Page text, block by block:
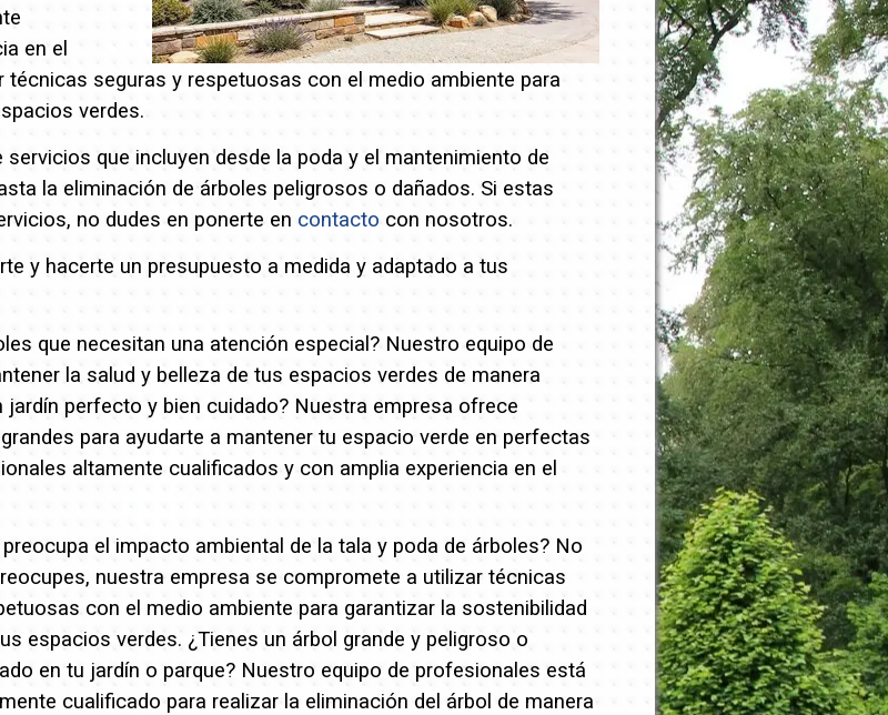
en el
seguras y respetuosas con el medio ambiente para
verdes.
que incluyen desde la poda y el mantenimiento de
la eliminación de árboles peligrosos o dañados. Si estas
no dudes en ponerte en contacto con nosotros.
y hacerte un presupuesto a medida y adaptado a tus
que necesitan una atención especial? Nuestro equipo de
la salud y belleza de tus espacios verdes de manera
jardín perfecto y bien cuidado? Nuestra empresa ofrece
para ayudarte a mantener tu espacio verde en perfectas
altamente cualificados y con amplia experiencia en el
preocupa el impacto ambiental de la tala y poda de árboles? No
nuestra empresa se compromete a utilizar técnicas
con el medio ambiente para garantizar la sostenibilidad
espacios verdes. ¿Tienes un árbol grande y peligroso o
en tu jardín o parque? Nuestro equipo de profesionales está
cualificado para realizar la eliminación del árbol de manera